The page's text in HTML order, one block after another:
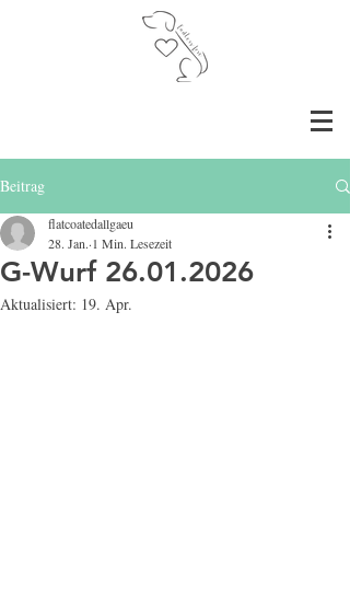
Beitrag
G-Wurf 26.01.2026
flatcoatedallgaeu
28. Jan. 1 Min. Lesezeit
Aktualisiert: 19. Apr.